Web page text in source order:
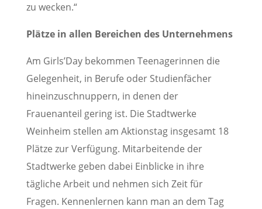
zu wecken.“
Plätze in allen Bereichen des Unternehmens
Am Girls’Day bekommen Teenagerinnen die
Gelegenheit, in Berufe oder Studienfächer
hineinzuschnuppern, in denen der
Frauenanteil gering ist. Die Stadtwerke
Weinheim stellen am Aktionstag insgesamt 18
Plätze zur Verfügung. Mitarbeitende der
Stadtwerke geben dabei Einblicke in ihre
tägliche Arbeit und nehmen sich Zeit für
Fragen. Kennenlernen kann man an dem Tag